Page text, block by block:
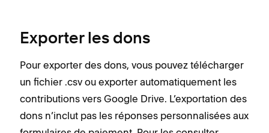
Exporter les dons
Pour exporter des dons, vous pouvez télécharger
un fichier .csv ou exporter automatiquement les
contributions vers Google Drive. L’exportation des
dons n’inclut pas les réponses personnalisées aux